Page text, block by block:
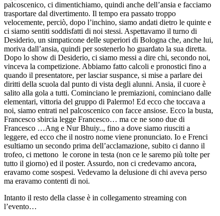
palcoscenico, ci dimentichiamo, quindi anche dell’ansia e facciamo
trasportare dal divertimento. Il tempo era passato troppo
velocemente, perciò, dopo l’inchino, siamo andati dietro le quinte e
ci siamo sentiti soddisfatti di noi stessi. Aspettavamo il turno di
Desiderio, un simpaticone delle superiori di Bologna che, anche lui,
moriva dall’ansia, quindi per sostenerlo ho guardato la sua diretta.
Dopo lo show di Desiderio, ci siamo messi a dire chi, secondo noi,
vinceva la competizione. Abbiamo fatto calcoli e pronostici fino a
quando il presentatore, per lasciar suspance, si mise a parlare dei
diritti della scuola dal punto di vista degli alunni. Ansia, il cuore è
salito alla gola a tutti. Cominciano le premiazioni, cominciano dalle
elementari, vittoria del gruppo di Palermo! Ed ecco che toccava a
noi, siamo entrati nel palcoscenico con facce ansiose. Ecco la busta,
Francesco sbircia legge Francesco… ma ce ne sono due di
Francesco …Ang e Nur Bhuiy.., fino a dove siamo riusciti a
leggere, ed ecco che il nostro nome viene pronunciato. Io e Frenci
esultiamo un secondo prima dell’acclamazione, subito ci danno il
trofeo, ci mettono le corone in testa (non ce le saremo più tolte per
tutto il giorno) ed il poster. Assurdo, non ci credevamo ancora,
eravamo come sospesi. Vedevamo la delusione di chi aveva perso
ma eravamo contenti di noi.
Intanto il resto della classe è in collegamento streaming con
l’evento…